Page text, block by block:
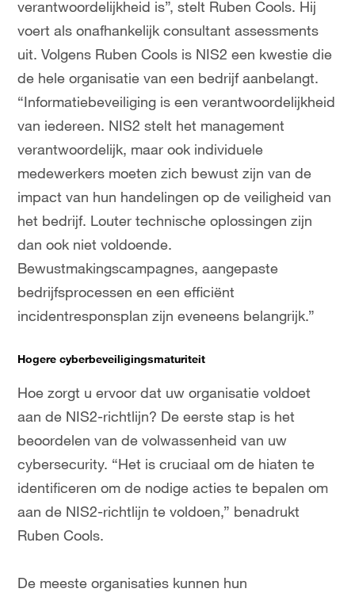
verantwoordelijkheid is”, stelt Ruben Cools. Hij
voert als onafhankelijk consultant assessments
uit. Volgens Ruben Cools is NIS2 een kwestie die
de hele organisatie van een bedrijf aanbelangt.
“Informatiebeveiliging is een verantwoordelijkheid
van iedereen. NIS2 stelt het management
verantwoordelijk, maar ook individuele
medewerkers moeten zich bewust zijn van de
impact van hun handelingen op de veiligheid van
het bedrijf. Louter technische oplossingen zijn
dan ook niet voldoende.
Bewustmakingscampagnes, aangepaste
bedrijfsprocessen en een efficiënt
incidentresponsplan zijn eveneens belangrijk.”
Hogere cyberbeveiligingsmaturiteit
Hoe zorgt u ervoor dat uw organisatie voldoet
aan de NIS2-richtlijn? De eerste stap is het
beoordelen van de volwassenheid van uw
cybersecurity. “Het is cruciaal om de hiaten te
identificeren om de nodige acties te bepalen om
aan de NIS2-richtlijn te voldoen,” benadrukt
Ruben Cools.
De meeste organisaties kunnen hun